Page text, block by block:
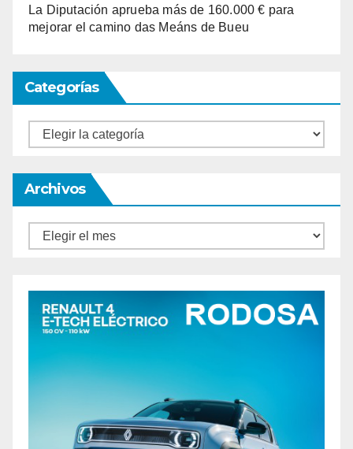
La Diputación aprueba más de 160.000 € para
mejorar el camino das Meáns de Bueu
Categorías
Categorías
Archivos
Archivos